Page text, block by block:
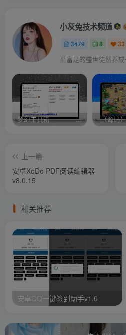
小灰兔技术频道
3479 8 33
梦幻工具箱————-免费
上一篇
安卓XoDo PDF阅读编辑器
v8.0.15
相关推荐
安卓QQ一键签到助手v1.0